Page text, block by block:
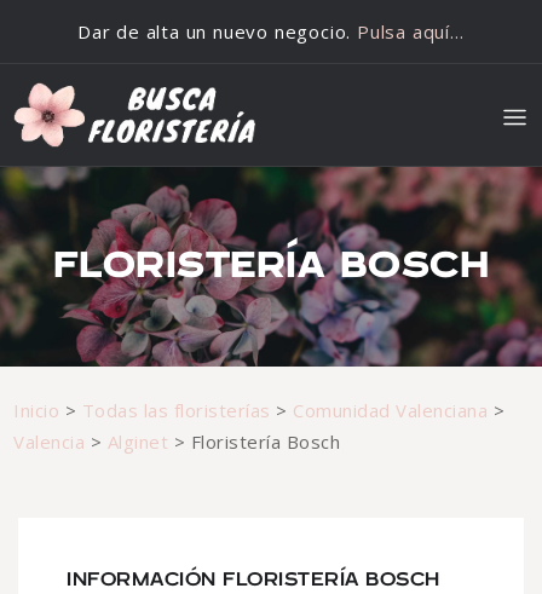
Dar de alta un nuevo negocio. Pulsa aquí…
FLORISTERÍA BOSCH
Inicio > Todas las floristerías > Comunidad Valenciana >
Valencia > Alginet > Floristería Bosch
INFORMACIÓN FLORISTERÍA BOSCH